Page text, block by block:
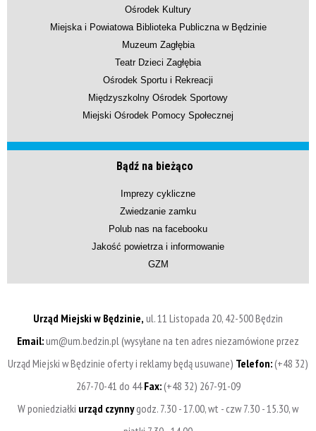
Ośrodek Kultury
Miejska i Powiatowa Biblioteka Publiczna w Będzinie
Muzeum Zagłębia
Teatr Dzieci Zagłębia
Ośrodek Sportu i Rekreacji
Międzyszkolny Ośrodek Sportowy
Miejski Ośrodek Pomocy Społecznej
Bądź na bieżąco
Imprezy cykliczne
Zwiedzanie zamku
Polub nas na facebooku
Jakość powietrza i informowanie
GZM
Urząd Miejski w Będzinie, ul. 11 Listopada 20, 42-500 Będzin
Email:um@um.bedzin.pl (wysyłane na ten adres niezamówione przez
Urząd Miejski w Będzinie oferty i reklamy będą usuwane) Telefon:(+48 32)
267-70-41 do 44Fax:(+48 32) 267-91-09
W poniedziałki urząd czynnygodz. 7.30 - 17.00, wt - czw 7.30 - 15.30, w